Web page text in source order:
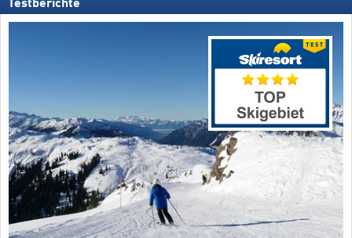
Testberichte